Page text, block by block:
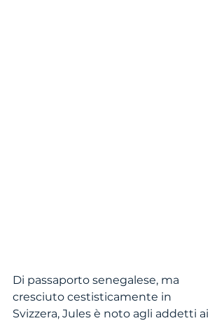
Di passaporto senegalese, ma
cresciuto cestisticamente in
Svizzera, Jules è noto agli addetti ai